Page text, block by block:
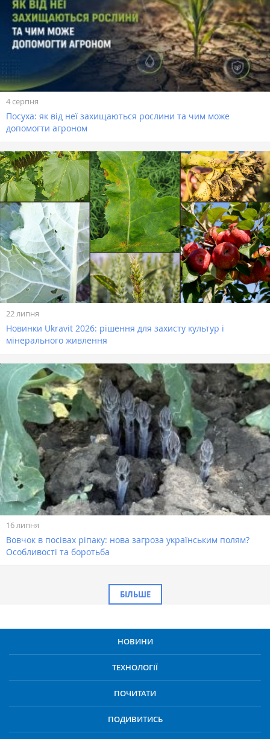
4 серпня
Посуха: як від неї захищаються рослини та чим може
допомогти агроном
22 липня
Новинки Ukravit 2026: рішення для захисту культур і
мінерального живлення
16 липня
Вовчок в посівах ріпаку: нова загроза українським полям?
Особливості та боротьба
БІЛЬШЕ
НОВИНИ
ТЕХНОЛОГІЇ
ПОЧИТАТИ
ПОДИВИТИСЬ